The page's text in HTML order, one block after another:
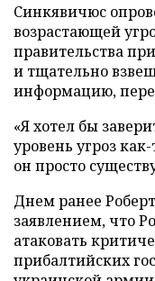
Синкявичюс
возрастающей
правительства
и тщательно
информацию,
«Я хотел бы
уровень угроз
он просто
Днем ранее
заявлением, что
атаковать
прибалтийских